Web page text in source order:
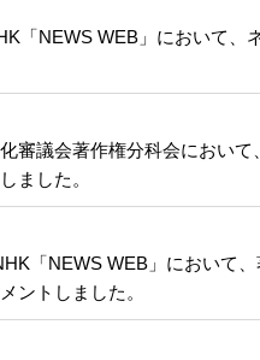
「NEWS WEB」において、
審議会著作権分科会において
しました。
「NEWS WEB」において
ントしました。